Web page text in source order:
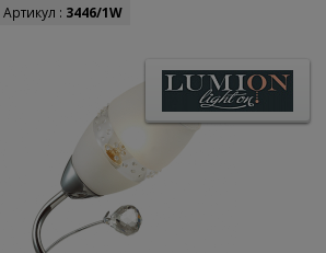
Артикул : 3446/1W